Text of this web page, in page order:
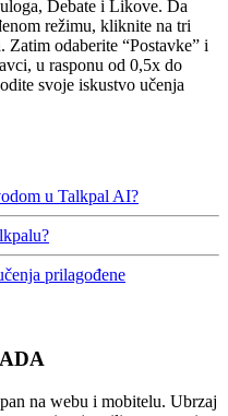
Debate i Likove. Da
režimu, kliknite na tri
Zatim odaberite “Postavke” i
u rasponu od 0,5x do
svoje iskustvo učenja
u Talkpal AI?
prilagođene
na webu i mobitelu. Ubrzaj